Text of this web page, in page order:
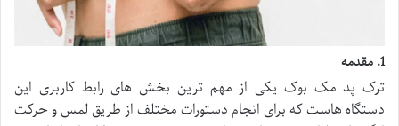
1. مقدمه
ترک پد مک بوک یکی از مهم ترین بخش های رابط کاربری این
دستگاه هاست که برای انجام دستورات مختلف از طریق لمس و حرکت